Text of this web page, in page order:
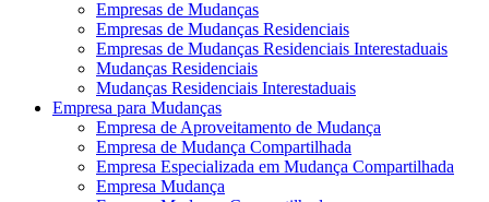
Empresas de Mudanças
Empresas de Mudanças Residenciais
Empresas de Mudanças Residenciais Interestaduais
Mudanças Residenciais
Mudanças Residenciais Interestaduais
Empresa para Mudanças
Empresa de Aproveitamento de Mudança
Empresa de Mudança Compartilhada
Empresa Especializada em Mudança Compartilhada
Empresa Mudança